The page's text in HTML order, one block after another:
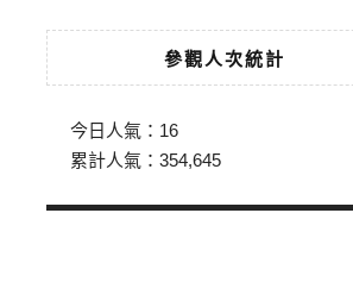
參觀人次統計
今日人氣： 16
累計人氣： 354,645